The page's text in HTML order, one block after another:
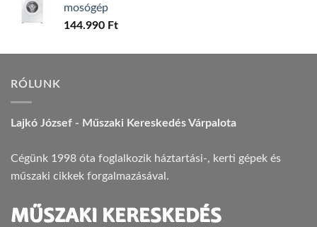
mosógép
144.990 Ft
RÓLUNK
Lajkó József - Műszaki Kereskedés Várpalota
Cégünk 1998 óta foglalkozik háztartási-, kerti gépek és
műszaki cikkek forgalmazásával.